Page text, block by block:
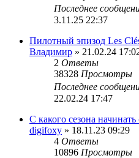
Последнее
3.11.25 22:37
Пилотный эпизод Les
Владимир » 21.02.24
2 Ответы
38328 Просмотры
Последнее
22.02.24 17:47
С какого сезона начинать
digifoxy » 18.11.23 09:29
4 Ответы
10896 Просмотры